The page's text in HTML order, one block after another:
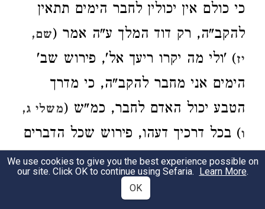
כי כולם אין יכולין לחבר הימים תתאין
להקב"ה, רק דוד המלך ע"ה אמר (שם,
יז) 'ולי מה יקרו ריעך אל', פירוש שב'
הימים אני מחבר להקב"ה, כי מדרך
הטבע יכול האדם לחבר, כמ"ש (משלי ג,
ו) בכל דרכיך דעהו, פירוש שכל הדברים
יכול לחבר, דעהו לשון התחברות. והנה
מה שהוא מחבר הוא אצלו גבורה, וזהו
We use cookies to give you the best experience possible on
our site. Click OK to continue using Sefaria. Learn More.
OK